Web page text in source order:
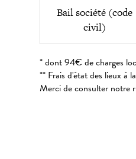
Bail société (code
civil)
* dont 94€ de charges
** Frais d'état des lieux à
Merci de consulter notre